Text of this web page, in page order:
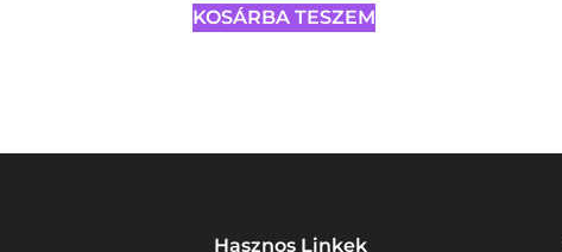
KOSÁRBA TESZEM
Hasznos Linkek